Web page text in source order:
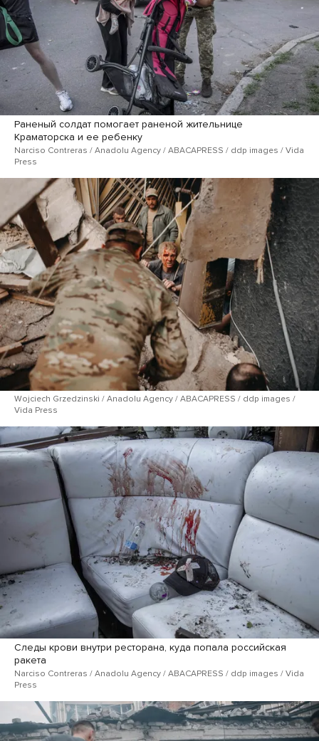
Раненый солдат помогает раненой жительнице
Краматорска и ее ребенку
Narciso Contreras / Anadolu Agency / ABACAPRESS / ddp images / Vida
Press
Wojciech Grzedzinski / Anadolu Agency / ABACAPRESS / ddp images /
Vida Press
Следы крови внутри ресторана, куда попала российская
ракета
Narciso Contreras / Anadolu Agency / ABACAPRESS / ddp images / Vida
Press